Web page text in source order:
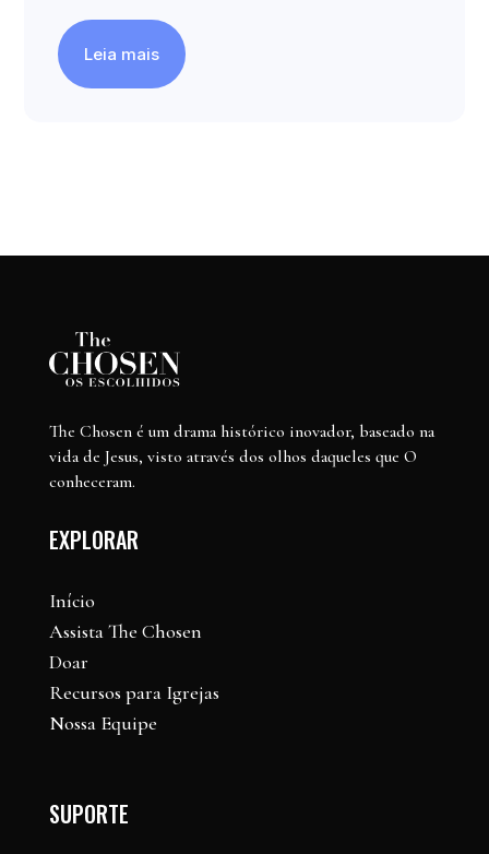
Leia mais
The Chosen é um drama histórico inovador, baseado na
vida de Jesus, visto através dos olhos daqueles que O
conheceram.
EXPLORAR
Início
Assista The Chosen
Doar
Recursos para Igrejas
Nossa Equipe
SUPORTE